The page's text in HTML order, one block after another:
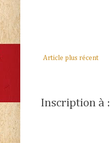
Article plus récent
Inscription à :